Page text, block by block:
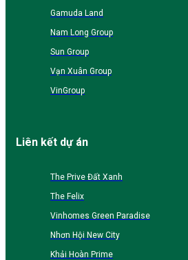
Gamuda Land
Nam Long Group
Sun Group
Vạn Xuân Group
VinGroup
Liên kết dự án
The Prive Đất Xanh
The Felix
Vinhomes Green Paradise
Nhơn Hội New City
Khải Hoàn Prime